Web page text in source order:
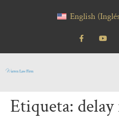
English (
Etiqueta: